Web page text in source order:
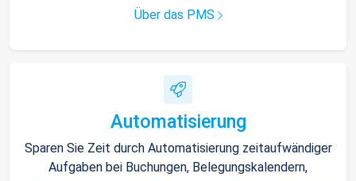
Über das PMS
Automatisierung
Sparen Sie Zeit durch Automatisierung zeitaufwändiger
Aufgaben bei Buchungen, Belegungskalendern,